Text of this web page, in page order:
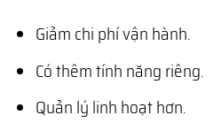
Giảm chi phí vận hành.
Có thêm tính năng riêng.
Quản lý linh hoạt hơn.